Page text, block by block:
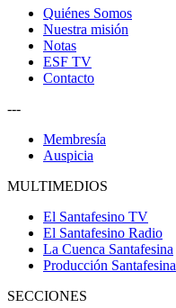
Quiénes Somos
Nuestra misión
Notas
ESF TV
Contacto
---
Membresía
Auspicia
MULTIMEDIOS
El Santafesino TV
El Santafesino Radio
La Cuenca Santafesina
Producción Santafesina
SECCIONES